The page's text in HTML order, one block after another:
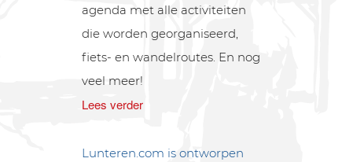
agenda met alle activiteiten
die worden georganiseerd,
fiets- en wandelroutes. En nog
veel meer!
Lees verder
Lunteren.com is ontworpen